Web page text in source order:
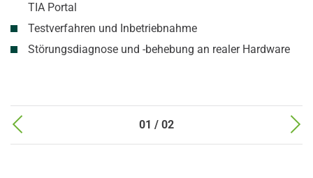
TIA Portal
Testverfahren und Inbetriebnahme
Störungsdiagnose und -behebung an realer Hardware
01 / 02